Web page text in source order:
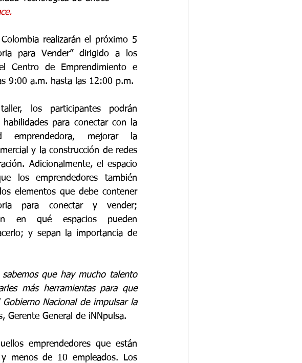
realizarán el próximo 5
para Vender” dirigido a los
Centro de Emprendimiento e
9:00 a.m. hasta las 12:00 p.m.
los participantes podrán
habilidades para conectar con la
emprendedora, mejorar la
y la construcción de redes
Adicionalmente, el espacio
los emprendedores también
elementos que debe contener
para conectar y vender;
en qué espacios pueden
y sepan la importancia de
que hay mucho talento
más herramientas para que
Nacional de impulsar la
Gerente General de iNNpulsa.
emprendedores que están
menos de 10 empleados. Los